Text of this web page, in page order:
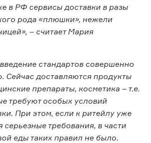
в РФ сервисы доставки в разы
рода «плюшки», нежели
– считает Мария
стандартов совершенно
Сейчас доставляются продукты
препараты, косметика – т.е.
требуют особых условий
При этом, если к ритейлу уже
серьезные требования, в части
еды таких правил не было.